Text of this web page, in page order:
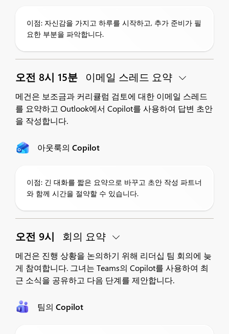
이점: 자신감을 가지고 하루를 시작하고, 추가 준비가 필
요한 부분을 파악합니다.
오전 8시 15분 이메일 스레드 요약
메건은 보조금과 커리큘럼 검토에 대한 이메일 스레드
를 요약하고 Outlook에서 Copilot를 사용하여 답변 초안
을 작성합니다.
아웃룩의 Copilot
이점: 긴 대화를 짧은 요약으로 바꾸고 초안 작성 파트너
와 함께 시간을 절약할 수 있습니다.
오전 9시 회의 요약
메건은 진행 상황을 논의하기 위해 리더십 팀 회의에 늦
게 참여합니다. 그녀는 Teams의 Copilot를 사용하여 최
근 소식을 공유하고 다음 단계를 제안합니다.
팀의 Copilot